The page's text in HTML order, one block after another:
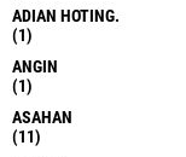
ADIAN HOTING.
(1)
ANGIN
(1)
ASAHAN
(11)